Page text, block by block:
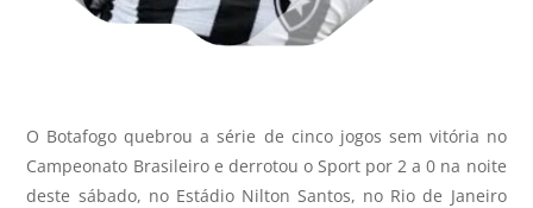
O Botafogo quebrou a série de cinco jogos sem vitória no
Campeonato Brasileiro e derrotou o Sport por 2 a 0 na noite
deste sábado, no Estádio Nilton Santos, no Rio de Janeiro